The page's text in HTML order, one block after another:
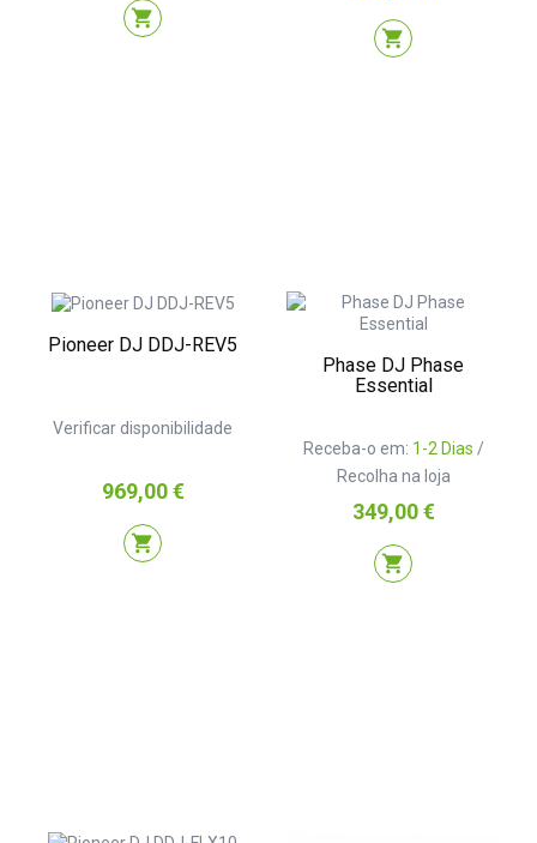
shopping_cart
shopping_cart
Pioneer DJ DDJ-REV5
Verificar disponibilidade
Preço
969,00 €
shopping_cart
Phase DJ Phase
Essential
Receba-o em: 1-2 Dias /
Recolha na loja
Preço
349,00 €
shopping_cart